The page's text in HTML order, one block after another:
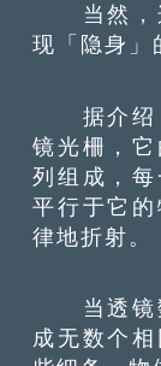
当然，这
现「隐身」
据介绍，
镜光柵，
列组成，
平行于它
律地折射。
当透镜数
成无数个